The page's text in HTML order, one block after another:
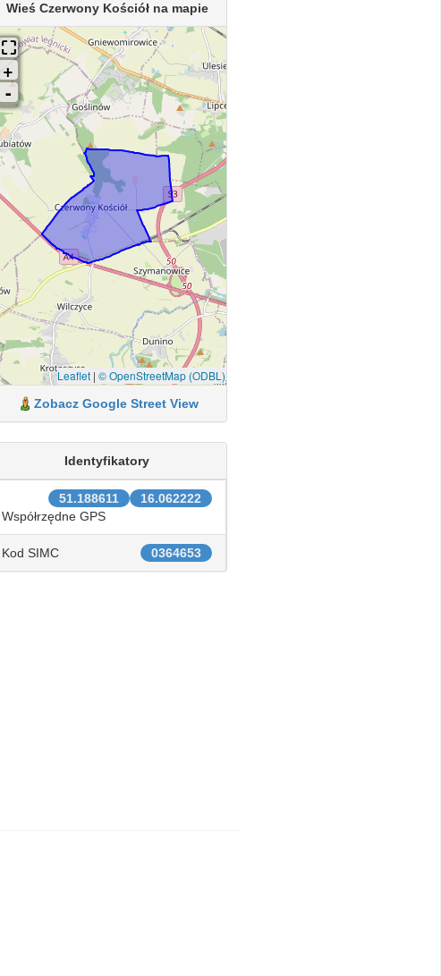
Wieś Czerwony Kościół na mapie
Leaflet| © OpenStreetMap (ODBL)
Zobacz Google Street View
Identyfikatory
16.062222
51.188611
Współrzędne GPS
0364653
Kod SIMC